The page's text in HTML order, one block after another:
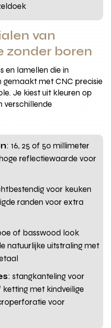
van
zonder boren
en lamellen die in
met CNC precisie
Je kiest uit kleuren op
verschillende
: 16, 25 of 50 millimeter
reflectiewaarde voor
voor keuken
randen voor extra
of basswood look
natuurlijke uitstraling met
: stangkanteling voor
met kindveilige
voor